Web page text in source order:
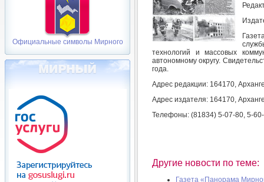
Официальные символы Мирного
технологий и массовых
автономному округу.
года.
Адрес редакции: 164170,
Адрес издателя: 164170,
Телефоны: (81834) 5-07-80, 5-
Другие новости по теме:
Газета «Панорама